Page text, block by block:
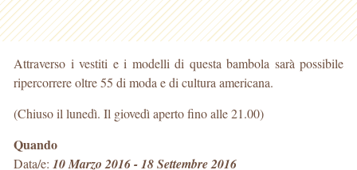
Attraverso i vestiti e i modelli di questa bambola sarà possibile
ripercorrere oltre 55 di moda e di cultura americana.
(Chiuso il lunedì. Il giovedì aperto fino alle 21.00)
Quando
Data/e: 10 Marzo 2016 - 18 Settembre 2016